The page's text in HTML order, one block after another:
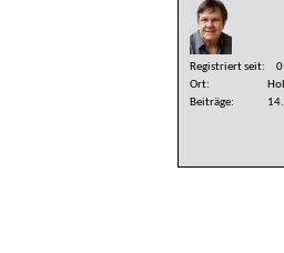
Registriert seit
Ort
Beiträge